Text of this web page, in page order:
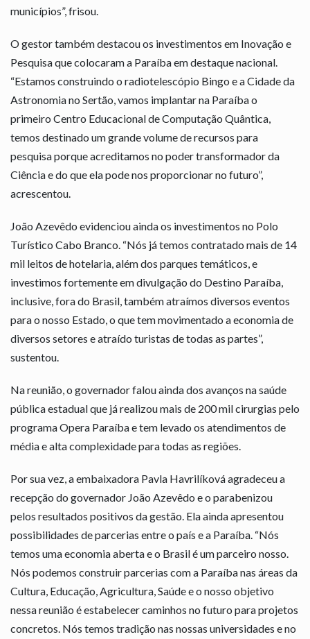
municípios”, frisou.
O gestor também destacou os investimentos em Inovação e
Pesquisa que colocaram a Paraíba em destaque nacional.
“Estamos construindo o radiotelescópio Bingo e a Cidade da
Astronomia no Sertão, vamos implantar na Paraíba o
primeiro Centro Educacional de Computação Quântica,
temos destinado um grande volume de recursos para
pesquisa porque acreditamos no poder transformador da
Ciência e do que ela pode nos proporcionar no futuro”,
acrescentou.
João Azevêdo evidenciou ainda os investimentos no Polo
Turístico Cabo Branco. “Nós já temos contratado mais de 14
mil leitos de hotelaria, além dos parques temáticos, e
investimos fortemente em divulgação do Destino Paraíba,
inclusive, fora do Brasil, também atraímos diversos eventos
para o nosso Estado, o que tem movimentado a economia de
diversos setores e atraído turistas de todas as partes”,
sustentou.
Na reunião, o governador falou ainda dos avanços na saúde
pública estadual que já realizou mais de 200 mil cirurgias pelo
programa Opera Paraíba e tem levado os atendimentos de
média e alta complexidade para todas as regiões.
Por sua vez, a embaixadora Pavla Havrilíková agradeceu a
recepção do governador João Azevêdo e o parabenizou
pelos resultados positivos da gestão. Ela ainda apresentou
possibilidades de parcerias entre o país e a Paraíba. “Nós
temos uma economia aberta e o Brasil é um parceiro nosso.
Nós podemos construir parcerias com a Paraíba nas áreas da
Cultura, Educação, Agricultura, Saúde e o nosso objetivo
nessa reunião é estabelecer caminhos no futuro para projetos
concretos. Nós temos tradição nas nossas universidades e no